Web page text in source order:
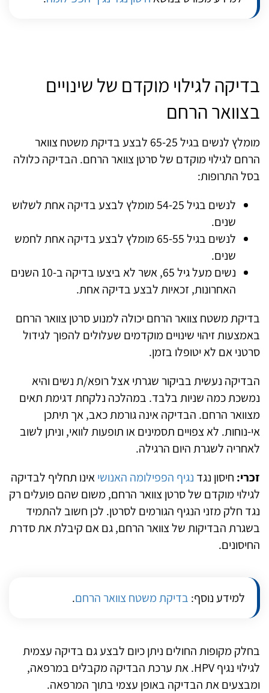
בדיקה לגילוי מוקדם של שינויים
בצוואר הרחם
מומלץ לנשים בגיל 65-25 לבצע בדיקת משטח צוואר
הרחם לגילוי מוקדם של סרטן צוואר הרחם. הבדיקה כלולה
בסל התרופות:
לנשים בגיל 54-25 מומלץ לבצע בדיקה אחת לשלוש
שנים.
לנשים בגיל 65-55 מומלץ לבצע בדיקה אחת לחמש
שנים.
נשים מעל גיל 65, אשר לא ביצעו בדיקה ב-10 השנים
האחרונות, זכאיות לבצע בדיקה אחת.
בדיקת משטח צוואר הרחם יכולה למנוע סרטן צוואר הרחם
באמצעות זיהוי שינויים מוקדמים שעלולים להפוך לגידול
סרטני אם לא יטופלו בזמן.
הבדיקה נעשית בביקור שגרתי אצל רופא/ת נשים והיא
נמשכת כמה שניות בלבד. במהלכה נלקחת דגימת תאים
מצוואר הרחם. הבדיקה אינה גורמת כאב, אך תיתכן
אי-נוחות. לא צפויים תסמינים או תופעות לוואי, וניתן לשוב
לאחריה לשגרת היום הרגילה.
זכרי: חיסון נגד נגיף הפפילומה האנושיאינו תחליף לבדיקה
לגילוי מוקדם של סרטן צוואר הרחם, משום שהם פועלים רק
נגד חלק מזני הנגיף הגורמים לסרטן. לכן חשוב להתמיד
בשגרת הבדיקות של צוואר הרחם, גם אם קיבלת את סדרת
החיסונים.
למידע נוסף: בדיקת משטח צוואר הרחם.
בחלק מקופות החולים ניתן כיום לבצע גם בדיקה עצמית
לגילוי נגיףHPV. את ערכת הבדיקה מקבלים במרפאה,
ומבצעים את הבדיקה באופן עצמי בתוך המרפאה.